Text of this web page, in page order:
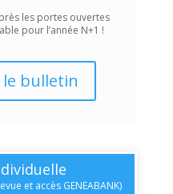
les portes ouvertes
pour l’année N+1 !
bulletin
et accès GENEABANK)